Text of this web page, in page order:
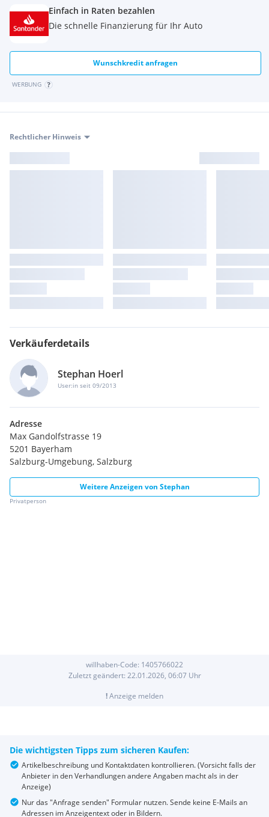
Einfach in Raten bezahlen
Die schnelle Finanzierung für Ihr Auto
Wunschkredit anfragen
WERBUNG
Rechtlicher Hinweis
Verkäuferdetails
Stephan Hoerl
User:in seit 09/2013
Adresse
Max Gandolfstrasse 19
5201 Bayerham
Salzburg-Umgebung, Salzburg
Weitere Anzeigen von Stephan
Privatperson
willhaben-Code: 1405766022
Zuletzt geändert: 22.01.2026, 06:07Uhr
!Anzeige melden
Die wichtigsten Tipps zum sicheren Kaufen:
Artikelbeschreibung und Kontaktdaten kontrollieren. (Vorsicht falls der
Anbieter in den Verhandlungen andere Angaben macht als in der
Anzeige)
Nur das "Anfrage senden" Formular nutzen. Sende keine E-Mails an
Adressen im Anzeigentext oder in Bildern.